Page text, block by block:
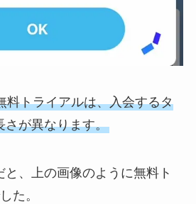
料トライアルは、入会するタ
さが異なります。
、上の画像のように無料ト
た。